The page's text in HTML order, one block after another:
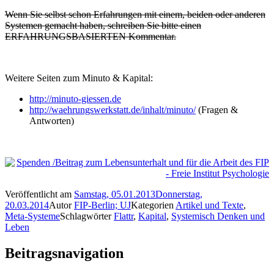
Wenn Sie selbst schon Erfahrungen mit einem, beiden oder anderen
Systemen gemacht haben, schreiben Sie bitte einen
ERFAHRUNGSBASIERTEN Kommentar.
Weitere Seiten zum Minuto & Kapital:
http://minuto-giessen.de
http://waehrungswerkstatt.de/inhalt/minuto/(Fragen &
Antworten)
Veröffentlicht am Samstag, 05.01.2013Donnerstag,
20.03.2014AutorFIP-Berlin; UJKategorien Artikel und Texte,
Meta-SystemeSchlagwörterFlattr, Kapital, Systemisch Denken und
Leben
Beitragsnavigation